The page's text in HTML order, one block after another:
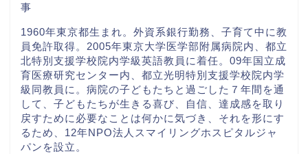
事
1960年東京都生まれ。外資系銀行勤務、子育て中に教
員免許取得。2005年東京大学医学部附属病院内、都立
北特別支援学校院内学級英語教員に着任。09年国立成
育医療研究センター内、都立光明特別支援学校院内学
級同教員に。病院の子どもたちと過ごした７年間を通
して、子どもたちが生きる喜び、自信、達成感を取り
戻すために必要なことは何かに気づき、それを形にす
るため、12年NPO法人スマイリングホスピタルジャ
パンを設立。